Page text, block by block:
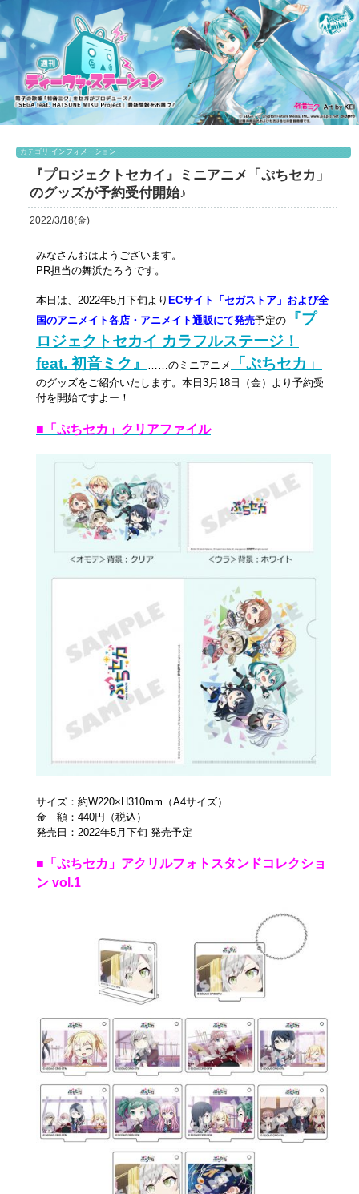
カテゴリ インフォメーション
『プロジェクトセカイ』ミニアニメ「ぷちセカ」
のグッズが予約受付開始♪
2022/3/18(金)
みなさんおはようございます。
PR担当の舞浜たろうです。
本日は、2022年5月下旬より ECサイト「セガストア」および全
国のアニメイト各店・アニメイト通販にて発売予定の
『プ
ロジェクトセカイ カラフルステージ！
feat. 初音ミク』
……のミニアニメ 「ぷちセカ」
のグッズをご紹介いたします。本日3月18日（金）より予約受
付を開始ですよー！
■「ぷちセカ」クリアファイル
サイズ：約W220×H310mm（A4サイズ）
金 額：440円（税込）
発売日：2022年5月下旬 発売予定
■「ぷちセカ」アクリルフォトスタンドコレクショ
ン vol.1